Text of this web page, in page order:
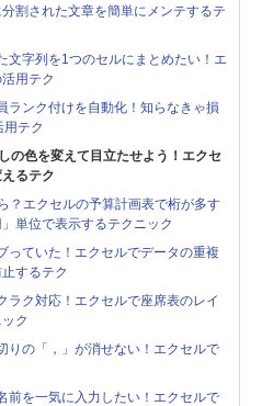
割された文章を簡単にメンテするテ
文字列を1つのセルにまとめたい！エ
用テク
ランク付けを自動化！知らなきゃ損
テク
の色を変えて目立たせよう！エクセ
るテク
？エクセルの予算計画表で桁が多す
単位で表示するテクニック
っていた！エクセルでデータの重複
するテク
ラク対応！エクセルで座席表のレイ
ク
りの「，」が消せない！エクセルで
前を一気に入力したい！エクセルで